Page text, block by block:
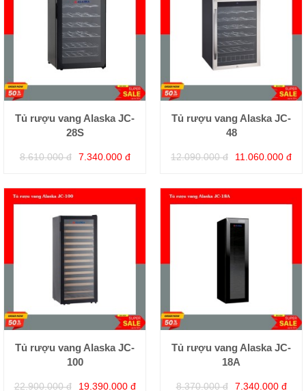
Tủ rượu vang Alaska JC-
28S
8.610.000 đ 7.340.000 đ
Tủ rượu vang Alaska JC-
48
12.090.000 đ 11.060.000 đ
Tủ rượu vang Alaska JC-
100
22.900.000 đ 19.390.000 đ
Tủ rượu vang Alaska JC-
18A
8.370.000 đ 7.340.000 đ